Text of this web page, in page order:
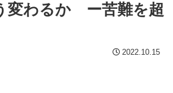
変わるか ー苦難を超
2022.10.15